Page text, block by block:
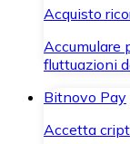
Acquisto
Accumulare
fluttuazioni
Bitnovo Pay
Accetta